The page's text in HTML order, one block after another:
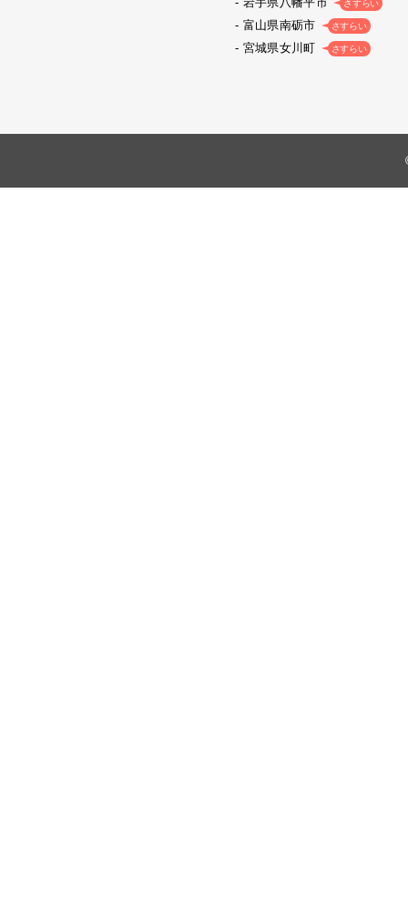
さすらい
富山県南砺市 さすらい
宮城県女川町 さすらい